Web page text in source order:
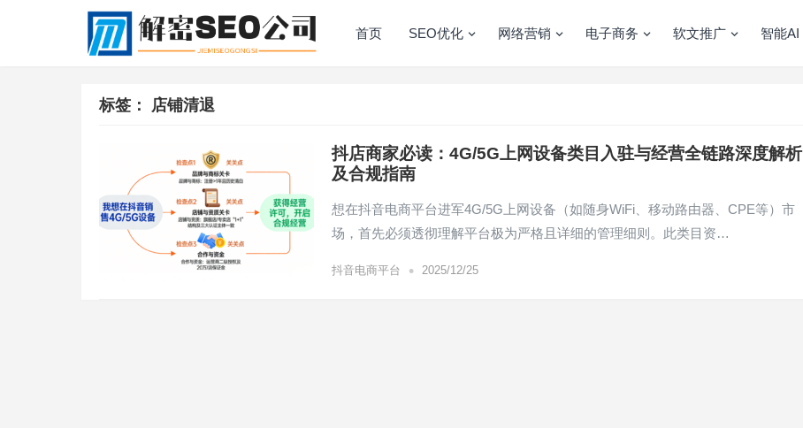
首页 SEO优化 网络营销 电子商务 软文推广 智能AI
标签： 店铺清退
抖店商家必读：4G/5G上网设备类目入驻与经营全链路深度解析
及合规指南
想在抖音电商平台进军4G/5G上网设备（如随身WiFi、移动路由器、CPE等）市
场，首先必须透彻理解平台极为严格且详细的管理细则。此类目资…
抖音电商平台 • 2025/12/25